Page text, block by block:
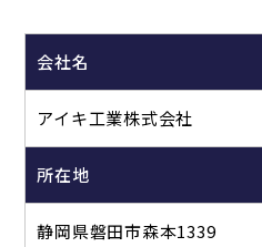
会社名
アイキ工業株式会社
所在地
静岡県磐田市森本1339